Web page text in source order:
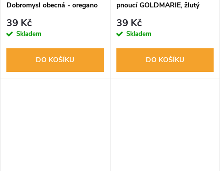
Dobromysl obecná - oregano
39 Kč
Skladem
DO KOŠÍKU
pnoucí GOLDMARIE, žlutý
39 Kč
Skladem
DO KOŠÍKU